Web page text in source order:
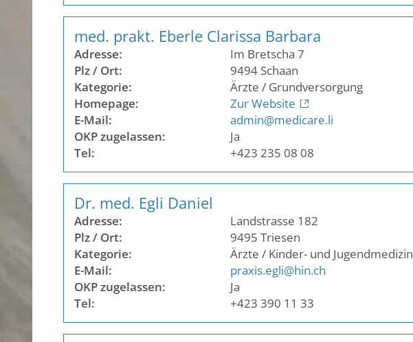
med. prakt. Eberle Clarissa Barbara
Adresse:
Im Bretscha 7
Plz / Ort:
9494 Schaan
Kategorie:
Ärzte / Grundversorgung
Homepage:
Zur Website
E-Mail:
admin@medicare.li
OKP zugelassen:
Ja
Tel:
+423 235 08 08
Dr. med. Egli Daniel
Adresse:
Landstrasse 182
Plz / Ort:
9495 Triesen
Kategorie:
Ärzte / Kinder- und Jugendmedizin
E-Mail:
praxis.egli@hin.ch
OKP zugelassen:
Ja
Tel:
+423 390 11 33